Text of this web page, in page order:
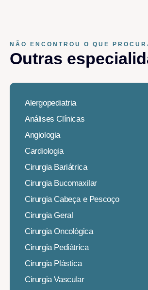
NÃO ENCONTROU O QUE
Outras
Alergopediatria
Análises Clínicas
Angiologia
Cardiologia
Cirurgia Bariátrica
Cirurgia Bucomaxilar
Cirurgia Cabeça e Pescoço
Cirurgia Geral
Cirurgia Oncológica
Cirurgia Pediátrica
Cirurgia Plástica
Cirurgia Vascular